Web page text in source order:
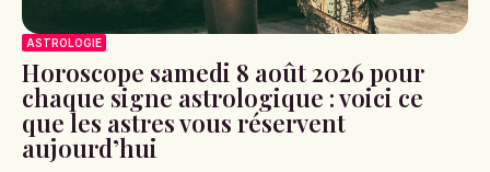
ASTROLOGIE
Horoscope samedi 8 août 2026 pour
chaque signe astrologique : voici ce
que les astres vous réservent
aujourd’hui